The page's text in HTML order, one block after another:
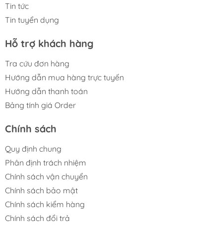
Tin tức
Tin tuyển dụng
Hỗ trợ khách hàng
Tra cứu đơn hàng
Hướng dẫn mua hàng trực tuyến
Hướng dẫn thanh toán
Bảng tính giá Order
Chính sách
Quy định chung
Phân định trách nhiệm
Chính sách vận chuyển
Chính sách bảo mật
Chính sách kiểm hàng
Chính sách đổi trả